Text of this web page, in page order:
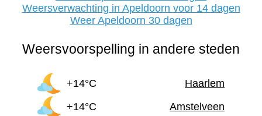
Weersverwachting in Apeldoorn voor 14 dagen
Weer Apeldoorn 30 dagen
Weersvoorspelling in andere steden
+14°C
Haarlem
+14°C
Amstelveen